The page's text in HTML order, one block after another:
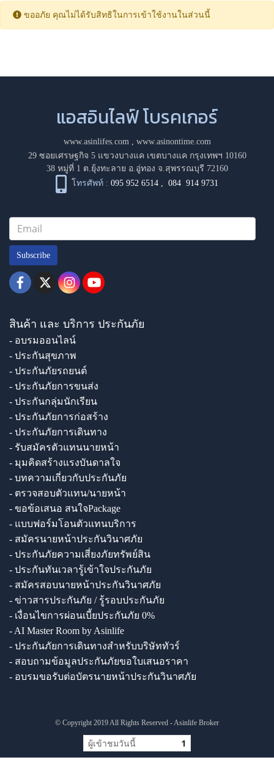
ขออภัย คุณไม่ได้รับสิทธิในการเข้าใช้งานในส่วนนี้
แอสอินไลฟ์ โบรคเกอร์
www.asinlifes.com, www.asinontime.com
29 ซอยเศรษฐกิจ 5 แขวงบางแค เขตบางแค กรุงเทพฯ 10160
38 หมู่ที่ 1 ต.ยุ้งทะลาย อ.อู่ทอง จ.สุพรรณบุรี 72160
โทรศัพท์ : 095 952 6514 ,084 914 9731
Subscribe
สินค้า และ บริการ ประกันภัย
- อบรมออนไลน์
- ประกันสุขภาพ
- ประกันภัยรถยนต์
- ประกันภัยการขนส่ง
- ประกันกลุ่มนักเรียน
- ประกันภัยการก่อสร้าง
- ประกันภัยการเดินทาง
- รับสมัครตัวแทนนายหน้า
- มุมคิดสร้างแรงบันดาลใจ
- บทความเกี่ยวกับประกันภัย
- ตรวจสอบตัวแทน/นายหน้า
- ขอข้อเสนอ สนใจPackage
- แบบฟอร์มโอนตัวแทนบริการ
- สมัครนายหน้าประกันวินาศภัย
- ประกันภัยความเสี่ยงภัยทรัพย์สิน
- ประกันทันเวลารู้เข้าใจประกันภัย
- สมัครสอบนายหน้าประกันวินาศภัย
- ข่าวสารประกันภัย / รู้รอบประกันภัย
- เงื่อนไขการผ่อนเบี้ยประกันภัย 0%
- AI Master Room by Asinlife
- ประกันภัยการเดินทางสำหรับบริษัททัวร์
- สอบถามข้อมูลประกันภัยขอใบเสนอราคา
- อบรมขอรับต่อบัตรนายหน้าประกันวินาศภัย
© Copyright 2019 All Rights Reserved - Asinlife Broker
ผู้เข้าชมวันนี้ 1